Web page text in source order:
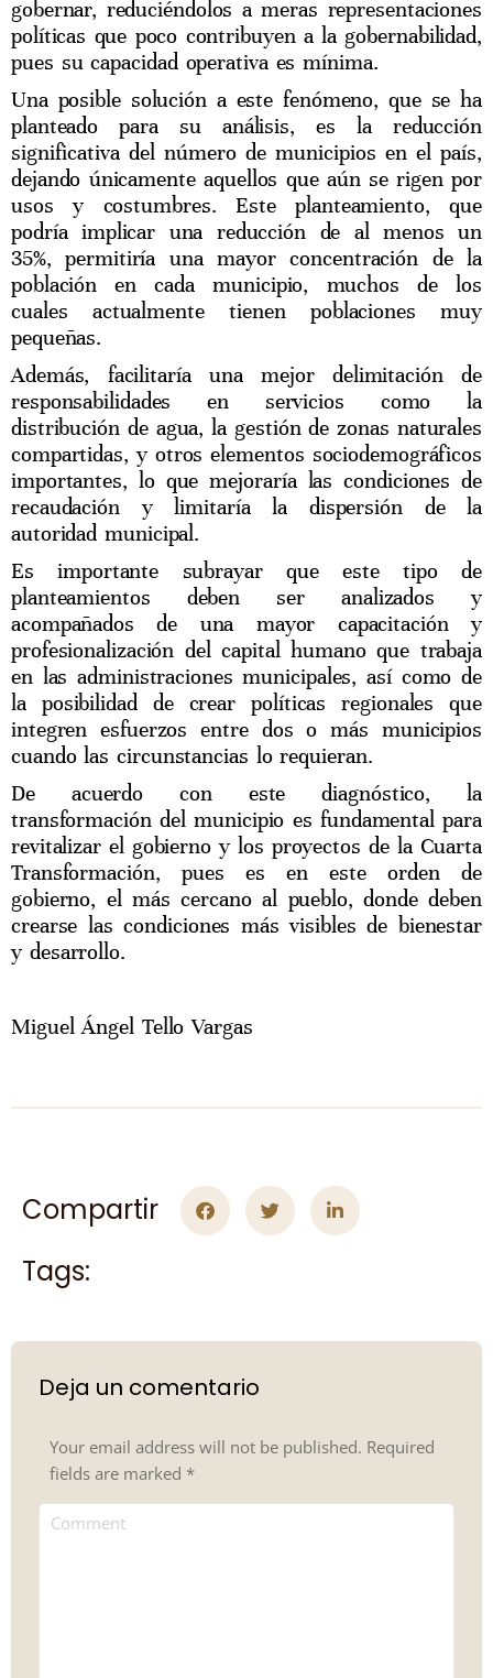
gobernar, reduciéndolos a meras representaciones
políticas que poco contribuyen a la gobernabilidad,
pues su capacidad operativa es mínima.
Una posible solución a este fenómeno, que se ha
planteado para su análisis, es la reducción
significativa del número de municipios en el país,
dejando únicamente aquellos que aún se rigen por
usos y costumbres. Este planteamiento, que
podría implicar una reducción de al menos un
35%, permitiría una mayor concentración de la
población en cada municipio, muchos de los
cuales actualmente tienen poblaciones muy
pequeñas.
Además, facilitaría una mejor delimitación de
responsabilidades en servicios como la
distribución de agua, la gestión de zonas naturales
compartidas, y otros elementos sociodemográficos
importantes, lo que mejoraría las condiciones de
recaudación y limitaría la dispersión de la
autoridad municipal.
Es importante subrayar que este tipo de
planteamientos deben ser analizados y
acompañados de una mayor capacitación y
profesionalización del capital humano que trabaja
en las administraciones municipales, así como de
la posibilidad de crear políticas regionales que
integren esfuerzos entre dos o más municipios
cuando las circunstancias lo requieran.
De acuerdo con este diagnóstico, la
transformación del municipio es fundamental para
revitalizar el gobierno y los proyectos de la Cuarta
Transformación, pues es en este orden de
gobierno, el más cercano al pueblo, donde deben
crearse las condiciones más visibles de bienestar
y desarrollo.
Miguel Ángel Tello Vargas
Compartir
Tags:
Deja un comentario
Your email address will not be published. Required
fields are marked *
Comment